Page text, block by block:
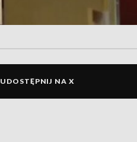
UDOSTĘPNIJ NA X